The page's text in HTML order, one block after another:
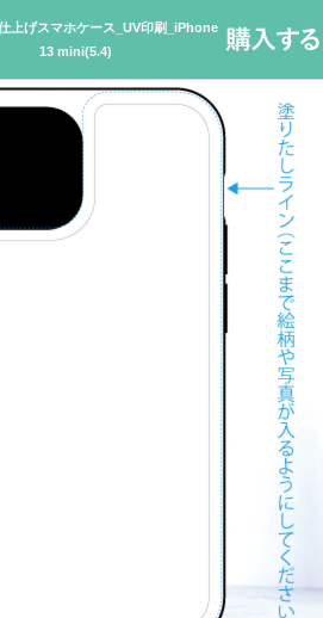
上げスマホケース_UV印刷_iPhone
13 mini(5.4)